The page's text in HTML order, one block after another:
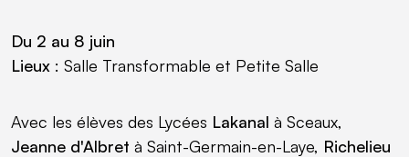
Du 2 au 8 juin
Lieux : Salle Transformable et Petite Salle
Avec les élèves des Lycées Lakanal à Sceaux,
Jeanne d'Albret à Saint-Germain-en-Laye, Richelieu